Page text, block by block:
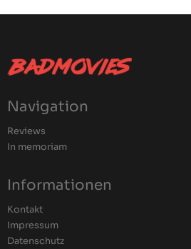
Navigation
Reviews
In memoriam
Informationen
Kontakt
Impressum
Datenschutz